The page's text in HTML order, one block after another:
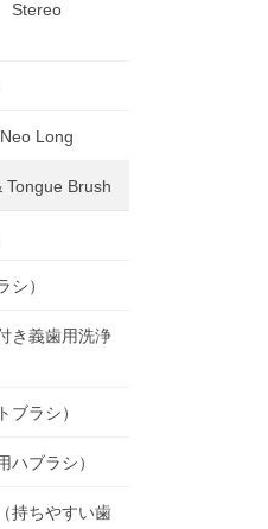
Stereo
Long
Brush
シ）
き義歯用洗浄
ブラシ）
ハブラシ）
持ちやすい歯